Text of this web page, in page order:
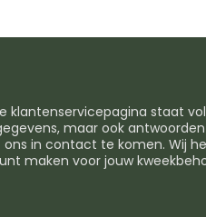
klantenservicepagina staat
maar ook
in contact te komen. Wij
maken voor jouw